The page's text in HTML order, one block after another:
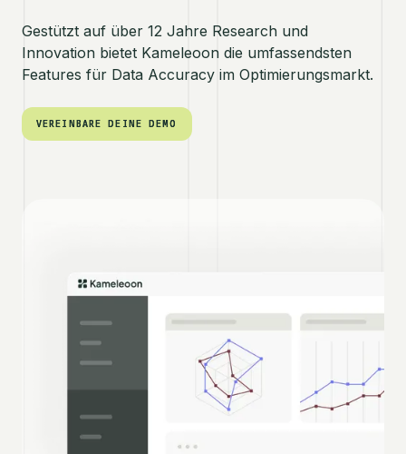
Gestützt auf über 12 Jahre Research und
Innovation bietet Kameleoon die umfassendsten
Features für Data Accuracy im Optimierungsmarkt.
VEREINBARE DEINE DEMO
VEREINBARE DEINE DEMO